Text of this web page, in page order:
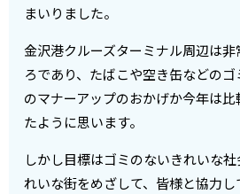
まいりました。
金沢港クルーズターミナル周辺は
ろであり、たばこや空き缶などの
のマナーアップのおかげか今年は
たように思います。
しかし目標はゴミのないきれいな
れいな街をめざして、皆様と協力